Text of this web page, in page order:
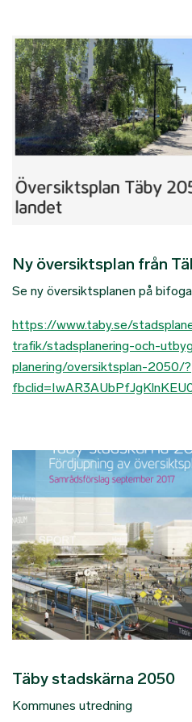
Ny översiktsplan från
Se ny översiktsplanen på
https://www.taby.se/
trafik/stadsplanering-och-
planering/oversiktsplan-2050/?
Täby stadskärna 2050
Kommunes utredning